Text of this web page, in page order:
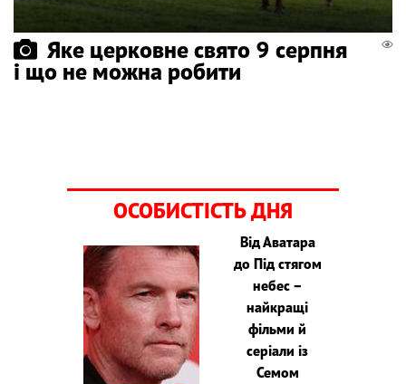
Яке церковне свято 9 серпня
і що не можна робити
ОСОБИСТІСТЬ ДНЯ
Від Аватара
до Під стягом
небес –
найкращі
фільми й
серіали із
Семом